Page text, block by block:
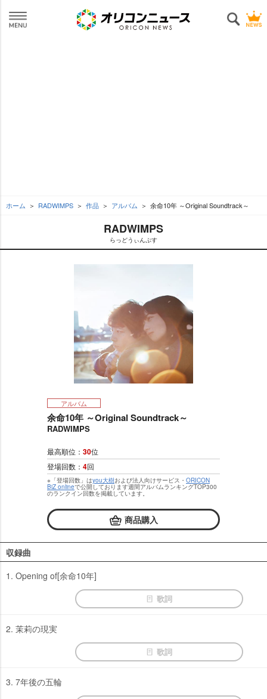
ホーム RADWIMPS 作品 アルバム 余命10年 ～Original Soundtrack～
RADWIMPS
らっどうぃんぷす
アルバム
余命10年 ～Original Soundtrack～
RADWIMPS
最高順位： 30位
登場回数： 4回
※「登場回数」はyou大樹および法人向けサービス・ ORICON
BiZ onlineで公開しております週間アルバムランキングTOP300
のランクイン回数を掲載しています。
商品購入
収録曲
1. Opening of[余命10年]
歌詞
2. 茉莉の現実
歌詞
3. 7年後の五輪